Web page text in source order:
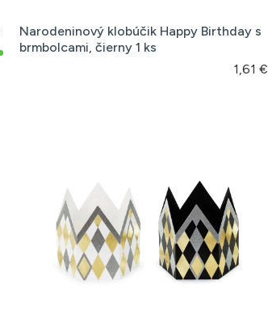
Narodeninový klobúčik Happy Birthday s
brmbolcami, čierny 1 ks
1,61 €